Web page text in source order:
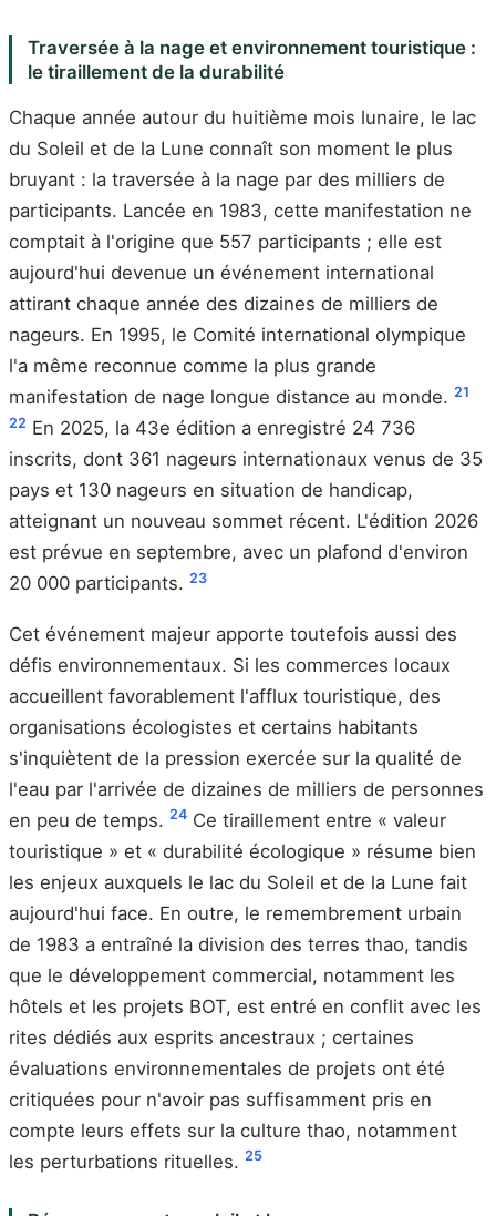
Traversée à la nage et environnement touristique :
le tiraillement de la durabilité
Chaque année autour du huitième mois lunaire, le lac
du Soleil et de la Lune connaît son moment le plus
bruyant : la traversée à la nage par des milliers de
participants. Lancée en 1983, cette manifestation ne
comptait à l'origine que 557 participants ; elle est
aujourd'hui devenue un événement international
attirant chaque année des dizaines de milliers de
nageurs. En 1995, le Comité international olympique
l'a même reconnue comme la plus grande
manifestation de nage longue distance au monde. 21
22 En 2025, la 43e édition a enregistré 24 736
inscrits, dont 361 nageurs internationaux venus de 35
pays et 130 nageurs en situation de handicap,
atteignant un nouveau sommet récent. L'édition 2026
est prévue en septembre, avec un plafond d'environ
20 000 participants. 23
Cet événement majeur apporte toutefois aussi des
défis environnementaux. Si les commerces locaux
accueillent favorablement l'afflux touristique, des
organisations écologistes et certains habitants
s'inquiètent de la pression exercée sur la qualité de
l'eau par l'arrivée de dizaines de milliers de personnes
en peu de temps. 24 Ce tiraillement entre « valeur
touristique » et « durabilité écologique » résume bien
les enjeux auxquels le lac du Soleil et de la Lune fait
aujourd'hui face. En outre, le remembrement urbain
de 1983 a entraîné la division des terres thao, tandis
que le développement commercial, notamment les
hôtels et les projets BOT, est entré en conflit avec les
rites dédiés aux esprits ancestraux ; certaines
évaluations environnementales de projets ont été
critiquées pour n'avoir pas suffisamment pris en
compte leurs effets sur la culture thao, notamment
les perturbations rituelles. 25